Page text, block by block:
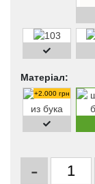
Матеріал:
+2.000 грн
-